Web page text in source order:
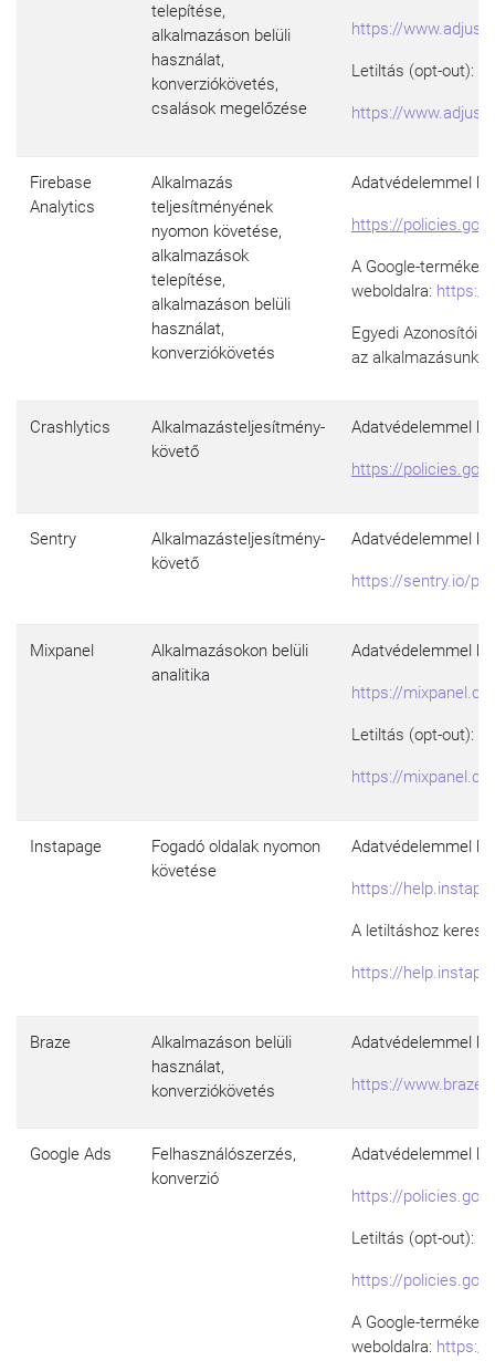
telepítése,
alkalmazáson belüli
használat,
konverziókövetés,
csalások megelőzése
https://
Letiltás (opt-out):
https://
Firebase
Analytics
Alkalmazás
teljesítményének
nyomon követése,
alkalmazások
telepítése,
alkalmazáson belüli
használat,
konverziókövetés
Adatvédelemmel
https://
A Google-
weboldalra: https://
Egyedi
az alkalmazásunk
Crashlytics
Alkalmazásteljesítmény-
követő
Adatvédelemmel
https://
Sentry
Alkalmazásteljesítmény-
követő
Adatvédelemmel
https://sentry.io/
Mixpanel
Alkalmazásokon belüli
analitika
Adatvédelemmel
https://
Letiltás (opt-out):
https://
Instapage
Fogadó oldalak nyomon
követése
Adatvédelemmel
https://
A letiltáshoz
https://
Braze
Alkalmazáson belüli
használat,
konverziókövetés
Adatvédelemmel
https://
Google Ads
Felhasználószerzés,
konverzió
Adatvédelemmel
https://
Letiltás (opt-out):
https://
A Google-
weboldalra: https://